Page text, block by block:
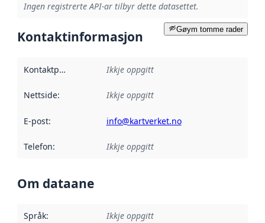
Ingen registrerte API-ar tilbyr dette datasettet.
Gøym tomme rader
Kontaktinformasjon
Kontaktpunkt Ikkje oppgitt
Nettside: Ikkje oppgitt
E-post: info@kartverket.no
Telefon: Ikkje oppgitt
Om dataane
Språk: Ikkje oppgitt